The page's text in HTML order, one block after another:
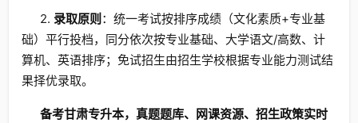
2. 录取原则 ：统一考试按排序成绩（文化素质+专业基
础）平行投档，同分依次按专业基础、大学语文/高数、计
算机、英语排序；免试招生由招生学校根据专业能力测试结
果择优录取。
备考甘肃专升本，真题题库、网课资源、招生政策实时